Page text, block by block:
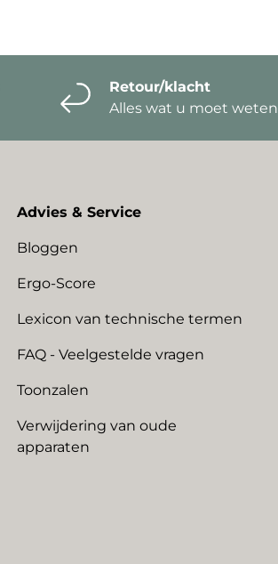
Retour/klacht
Alles wat u moet weten
Advies & Service
Bloggen
Ergo-Score
Lexicon van technische termen
FAQ - Veelgestelde vragen
Toonzalen
Verwijdering van oude
apparaten